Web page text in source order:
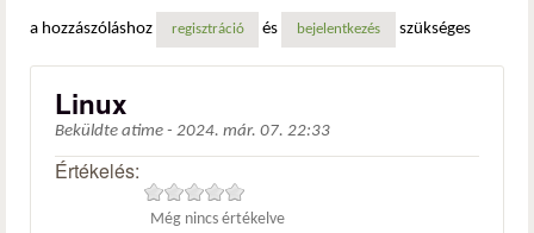
a hozzászóláshoz regisztráció és bejelentkezés szükséges
Linux
Beküldte atime - 2024. már. 07. 22:33
Értékelés:
Még nincs értékelve